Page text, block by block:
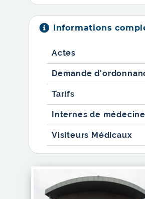
Informations
Actes
Demande
Tarifs
Internes de
Visiteurs Médicaux